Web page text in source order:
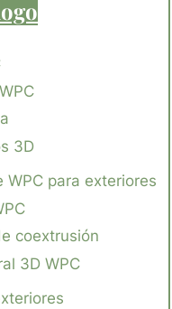
3D
para exteriores
coextrusión
3D WPC